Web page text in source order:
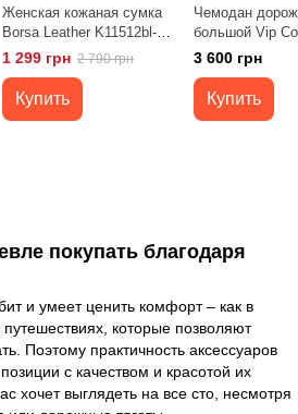
Женская кожаная сумка
Borsa Leather K11512bl-
black
1 299 грн 2 790 грн
Купить
Чемодан
большой Vip
Phuket серый
полипропилен
Grafit)
3 600 грн
Купить
покупать благодаря
и умеет ценить комфорт – как в
которые позволяют
Поэтому практичность аксессуаров
с качеством и красотой их
хочет выглядеть на все сто, несмотря